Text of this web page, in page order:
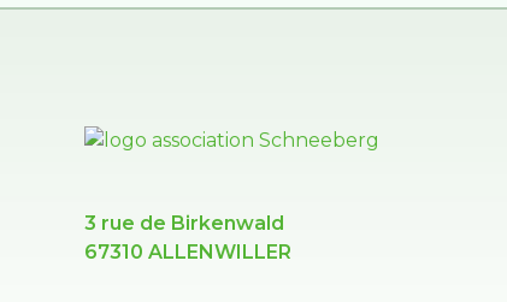
3 rue de Birkenwald
67310 ALLENWILLER